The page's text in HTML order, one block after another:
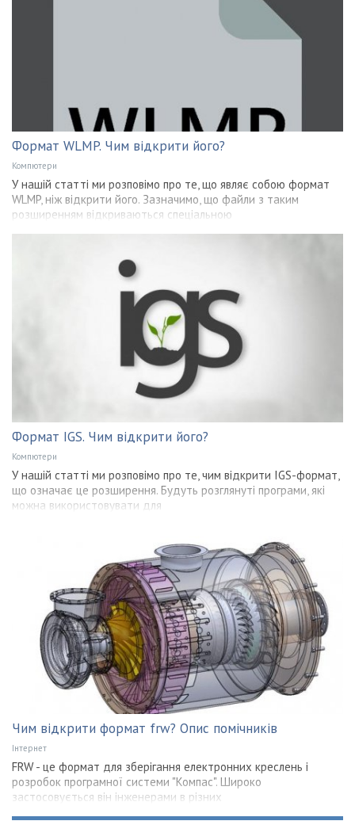
Формат WLMP. Чим відкрити його?
Компютери
У нашій статті ми розповімо про те, що являє собою формат
WLMP, ніж відкрити його. Зазначимо, що файли з таким
розширенням відкриваються спеціальною
Формат IGS. Чим відкрити його?
Компютери
У нашій статті ми розповімо про те, чим відкрити IGS-формат,
що означає це розширення. Будуть розглянуті програми, які
можна використовувати для
Чим відкрити формат frw? Опис помічників
Інтернет
FRW - це формат для зберігання електронних креслень і
розробок програмної системи "Компас". Широко
застосовується він інженерами в різних